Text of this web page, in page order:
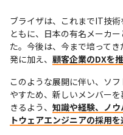
ブライザは、これまでIT技
ともに、日本の有名メーカ
た。今後は、今まで培って
発に加え、 顧客企業のDXを
このような展開に伴い、ソ
やすため、新しいメンバー
きるよう、 知識や経験、ノ
トウェアエンジニアの採用を